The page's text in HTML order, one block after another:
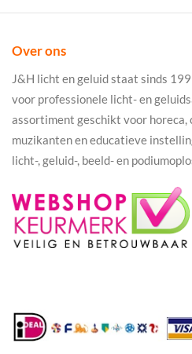
Over ons
J&H licht en geluid staat sinds
voor professionele licht- en
assortiment geschikt voor horeca,
muzikanten en educatieve
licht-, geluid-, beeld- en